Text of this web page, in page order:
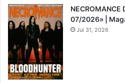
NECROMANCE
07/2026» |
Jul 31, 2026